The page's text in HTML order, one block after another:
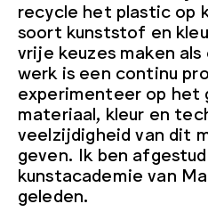
recycle het plastic op
soort kunststof en
vrije keuzes maken
werk is een continu
experimenteer op het
materiaal, kleur en
veelzijdigheid van dit
geven. Ik ben
kunstacademie van
geleden.